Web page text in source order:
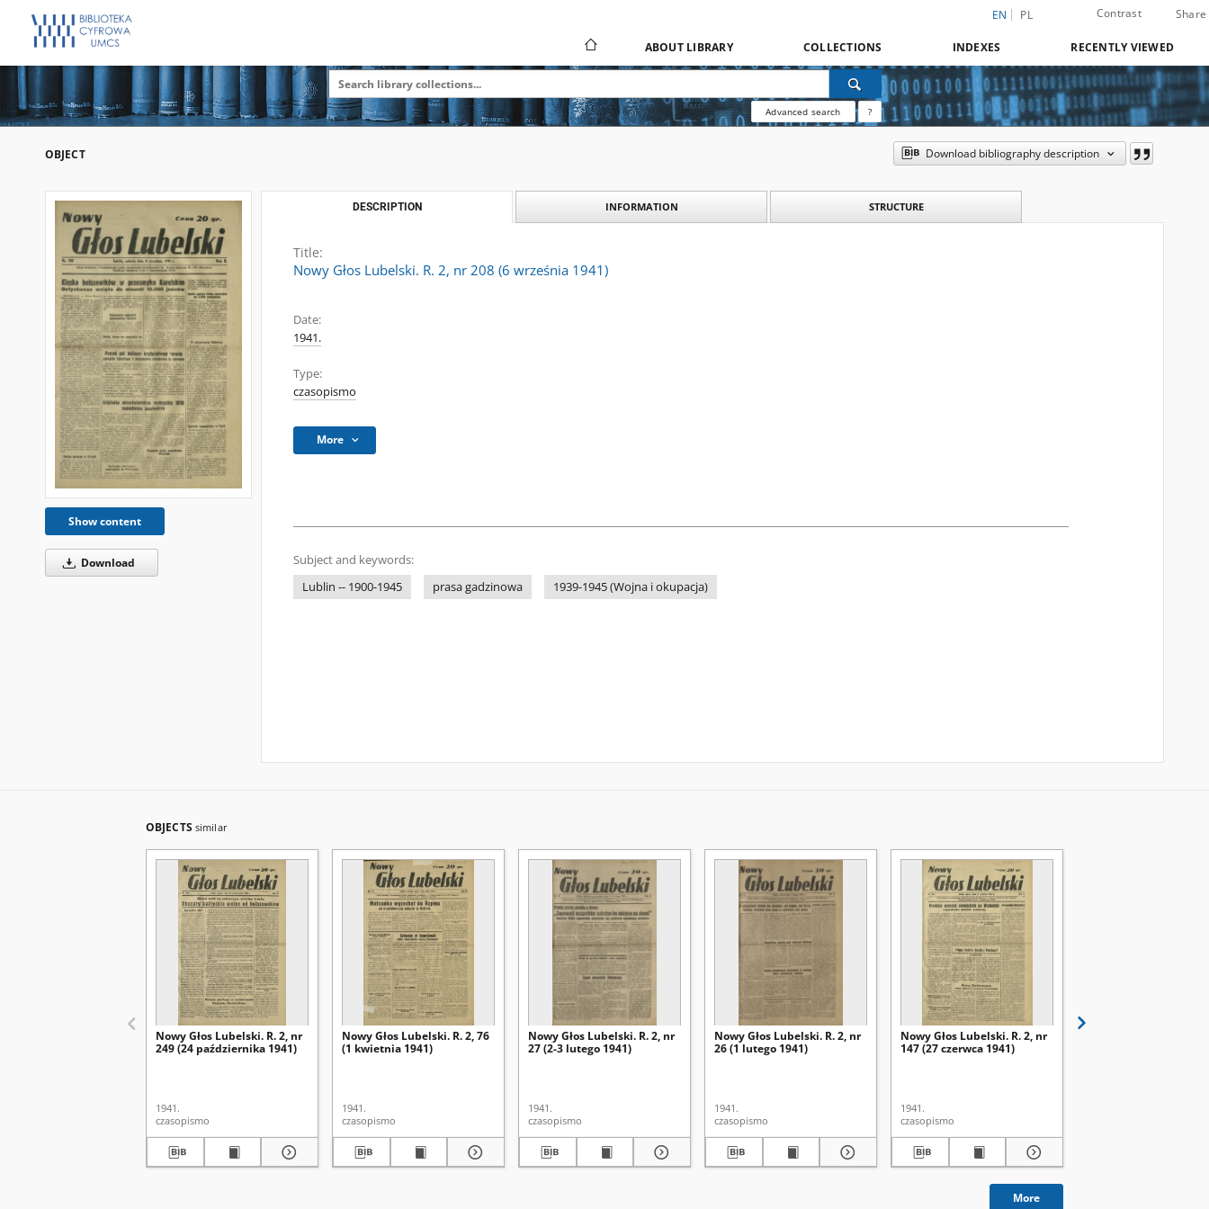
EN PL Contrast Share
ABOUT LIBRARY COLLECTIONS INDEXES RECENTLY VIEWED
Advanced search ?
OBJECT Download bibliography description
Show content
Download
DESCRIPTION INFORMATION STRUCTURE
Title:
Nowy Głos Lubelski. R. 2, nr 208 (6 września 1941)
Date:
1941.
Type:
czasopismo
More
Subject and keywords:
Lublin -- 1900-1945
prasa gadzinowa 1939-1945 (Wojna i okupacja)
OBJECTS similar
Nowy Głos Lubelski. R. 2, nr
249 (24 października 1941)
1941.
czasopismo
Nowy Głos Lubelski. R. 2, 76
(1 kwietnia 1941)
1941.
czasopismo
Nowy Głos Lubelski. R. 2, nr
27 (2-3 lutego 1941)
1941.
czasopismo
Nowy Głos Lubelski. R. 2, nr
26 (1 lutego 1941)
1941.
czasopismo
Nowy Głos Lubelski. R. 2, nr
147 (27 czerwca 1941)
1941.
czasopismo
More